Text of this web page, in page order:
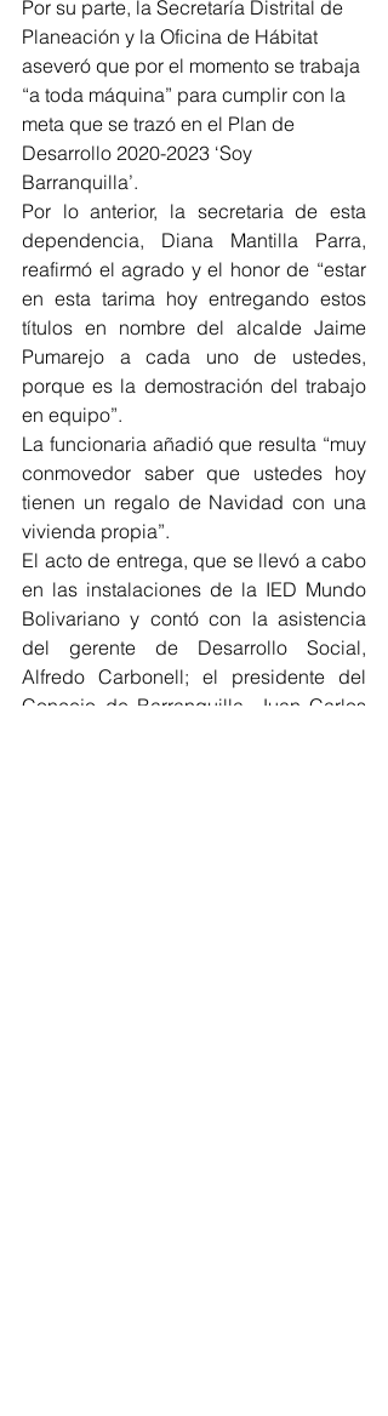
Por su parte, la Secretaría Distrital de
Planeación y la Oficina de Hábitat
aseveró que por el momento se trabaja
“a toda máquina” para cumplir con la
meta que se trazó en el Plan de
Desarrollo 2020-2023 ‘Soy
Barranquilla’.
Por lo anterior, la secretaria de esta
dependencia, Diana Mantilla Parra,
reafirmó el agrado y el honor de “estar
en esta tarima hoy entregando estos
títulos en nombre del alcalde Jaime
Pumarejo a cada uno de ustedes,
porque es la demostración del trabajo
en equipo”.
La funcionaria añadió que resulta “muy
conmovedor saber que ustedes hoy
tienen un regalo de Navidad con una
vivienda propia”.
El acto de entrega, que se llevó a cabo
en las instalaciones de la IED Mundo
Bolivariano y contó con la asistencia
del gerente de Desarrollo Social,
Alfredo Carbonell; el presidente del
Concejo de Barranquilla, Juan Carlos